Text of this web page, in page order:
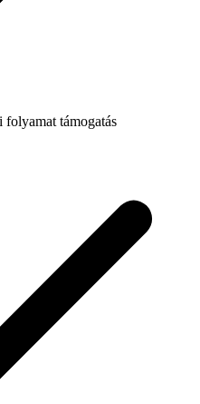
folyamat támogatás